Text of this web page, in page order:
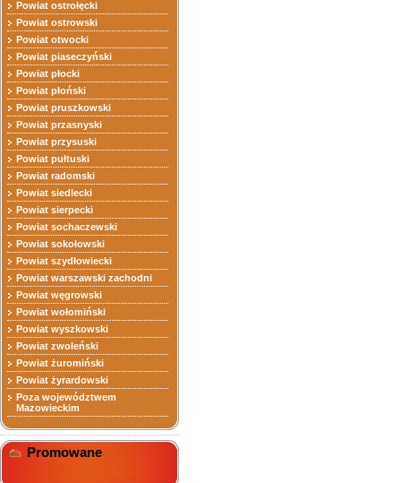
Powiat ostrołęcki
Powiat ostrowski
Powiat otwocki
Powiat piaseczyński
Powiat płocki
Powiat płoński
Powiat pruszkowski
Powiat przasnyski
Powiat przysuski
Powiat pułtuski
Powiat radomski
Powiat siedlecki
Powiat sierpecki
Powiat sochaczewski
Powiat sokołowski
Powiat szydłowiecki
Powiat warszawski zachodni
Powiat węgrowski
Powiat wołomiński
Powiat wyszkowski
Powiat zwoleński
Powiat żuromiński
Powiat żyrardowski
Poza województwem
Mazowieckim
Promowane